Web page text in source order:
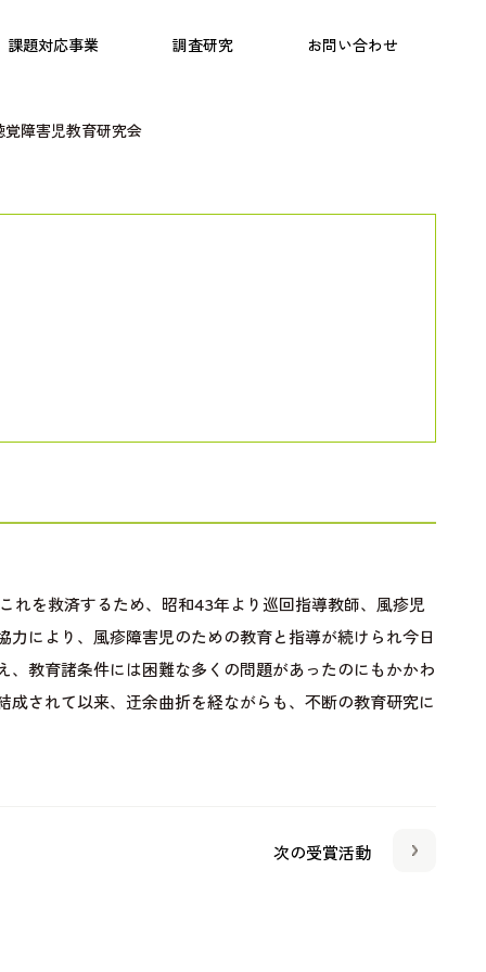
課題対応事業 調査研究 お問い合わせ
プログラム こども研究所
障害児教育研究会
を救済するため、昭和43年より巡回指導教師、風疹児
により、風疹障害児のための教育と指導が続けられ今日
教育諸条件には困難な多くの問題があったのにもかかわ
されて以来、迂余曲折を経ながらも、不断の教育研究に
次の受賞活動